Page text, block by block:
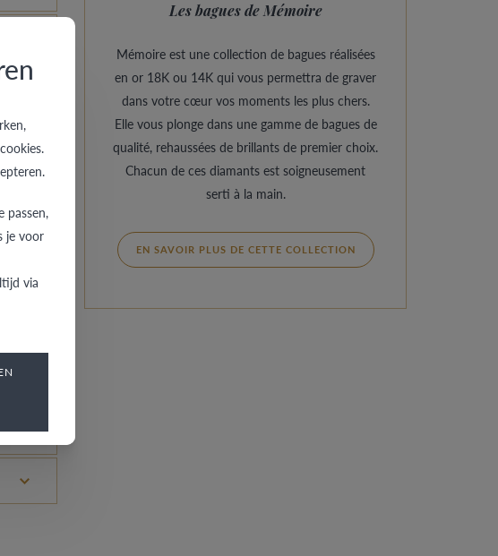
Les bagues de Mémoire
Mémoire est une collection de bagues réalisées
en or 18K ou 14K qui vous permettra de graver
dans votre cœur vos moments les plus chers.
Elle vous plonge dans une gamme de bagues de
qualité, rehaussées de brillants de premier choix.
Chacun de ces diamants est soigneusement
serti à la main.
EN SAVOIR PLUS DE CETTE COLLECTION
passen,
je voor
via